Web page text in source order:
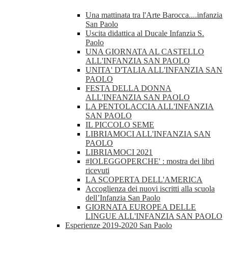
Una mattinata tra l'Arte Barocca....infanzia
San Paolo
Uscita didattica al Ducale Infanzia S.
Paolo
UNA GIORNATA AL CASTELLO
ALL'INFANZIA SAN PAOLO
UNITA' D'TALIA ALL'INFANZIA SAN
PAOLO
FESTA DELLA DONNA
ALL'INFANZIA SAN PAOLO
LA PENTOLACCIA ALL'INFANZIA
SAN PAOLO
IL PICCOLO SEME
LIBRIAMOCI ALL'INFANZIA SAN
PAOLO
LIBRIAMOCI 2021
#IOLEGGOPERCHE' : mostra dei libri
ricevuti
LA SCOPERTA DELL'AMERICA
Accoglienza dei nuovi iscritti alla scuola
dell’Infanzia San Paolo
GIORNATA EUROPEA DELLE
LINGUE ALL'INFANZIA SAN PAOLO
Esperienze 2019-2020 San Paolo